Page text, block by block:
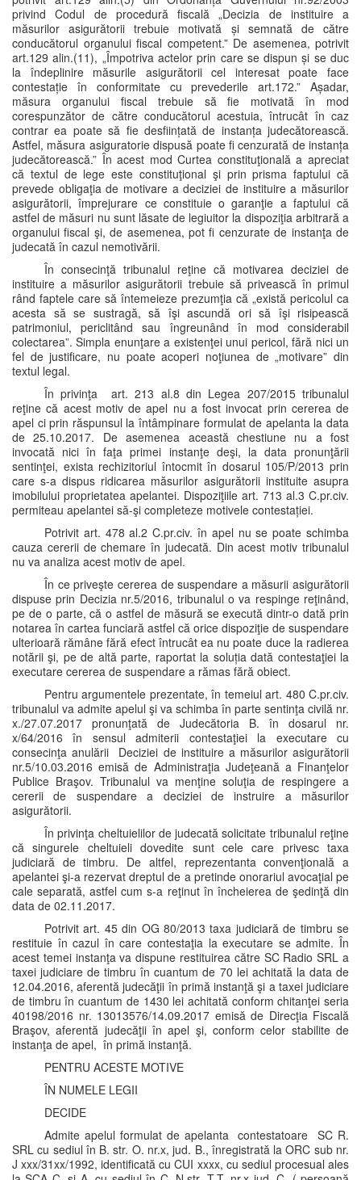
privind Codul de procedură fiscală „Decizia de instituire a
măsurilor asigurătorii trebuie motivată și semnată de către
conducătorul organului fiscal competent.” De asemenea, potrivit
art.129 alin.(11), „Împotriva actelor prin care se dispun și se duc
la îndeplinire măsurile asigurătorii cel interesat poate face
contestație în conformitate cu prevederile art.172.” Așadar,
măsura organului fiscal trebuie să fie motivată în mod
corespunzător de către conducătorul acestuia, întrucât în caz
contrar ea poate să fie desființată de instanța judecătorească.
Astfel, măsura asiguratorie dispusă poate fi cenzurată de instanța
judecătorească.” În acest mod Curtea constituţională a apreciat
că textul de lege este constituţional şi prin prisma faptului că
prevede obligaţia de motivare a deciziei de instituire a măsurilor
asigurătorii, împrejurare ce constituie o garanţie a faptului că
astfel de măsuri nu sunt lăsate de legiuitor la dispoziţia arbitrară a
organului fiscal şi, de asemenea, pot fi cenzurate de instanţa de
judecată în cazul nemotivării.
În consecinţă tribunalul reţine că motivarea deciziei de
instituire a măsurilor asigurătorii trebuie să privească în primul
rând faptele care să întemeieze prezumţia că „există pericolul ca
acesta să se sustragă, să îşi ascundă ori să îşi risipească
patrimoniul, periclitând sau îngreunând în mod considerabil
colectarea”. Simpla enunţare a existenţei unui pericol, fără nici un
fel de justificare, nu poate acoperi noţiunea de „motivare” din
textul legal.
În privinţa art. 213 al.8 din Legea 207/2015 tribunalul
reţine că acest motiv de apel nu a fost invocat prin cererea de
apel ci prin răspunsul la întâmpinare formulat de apelanta la data
de 25.10.2017. De asemenea această chestiune nu a fost
invocată nici în faţa primei instanţe deşi, la data pronunţării
sentinţei, exista rechizitoriul întocmit în dosarul 105/P/2013 prin
care s-a dispus ridicarea măsurilor asigurătorii instituite asupra
imobilului proprietatea apelantei. Dispoziţiile art. 713 al.3 C.pr.civ.
permiteau apelantei să-şi completeze motivele contestației.
Potrivit art. 478 al.2 C.pr.civ. în apel nu se poate schimba
cauza cererii de chemare în judecată. Din acest motiv tribunalul
nu va analiza acest motiv de apel.
În ce priveşte cererea de suspendare a măsurii asigurătorii
dispuse prin Decizia nr.5/2016, tribunalul o va respinge reţinând,
pe de o parte, că o astfel de măsură se execută dintr-o dată prin
notarea în cartea funciară astfel că orice dispoziţie de suspendare
ulterioară rămâne fără efect întrucât ea nu poate duce la radierea
notării şi, pe de altă parte, raportat la soluția dată contestaţiei la
executare cererea de suspendare a rămas fără obiect.
Pentru argumentele prezentate, în temeiul art. 480 C.pr.civ.
tribunalul va admite apelul şi va schimba în parte sentinţa civilă nr.
x./27.07.2017 pronunţată de Judecătoria B. în dosarul nr.
x/64/2016 în sensul admiterii contestaţiei la executare cu
consecinţa anulării Deciziei de instituire a măsurilor asigurătorii
nr.5/10.03.2016 emisă de Administraţia Judeţeană a Finanţelor
Publice Braşov. Tribunalul va menţine soluţia de respingere a
cererii de suspendare a deciziei de instruire a măsurilor
asigurătorii.
În privinţa cheltuielilor de judecată solicitate tribunalul reţine
că singurele cheltuieli dovedite sunt cele care privesc taxa
judiciară de timbru. De altfel, reprezentanta convenţională a
apelantei şi-a rezervat dreptul de a pretinde onorariul avocaţial pe
cale separată, astfel cum s-a reţinut în încheierea de şedinţă din
data de 02.11.2017.
Potrivit art. 45 din OG 80/2013 taxa judiciară de timbru se
restituie în cazul în care contestaţia la executare se admite. În
acest temei instanţa va dispune restituirea către SC Radio SRL a
taxei judiciare de timbru în cuantum de 70 lei achitată la data de
12.04.2016, aferentă judecăţii în primă instanţă şi a taxei judiciare
de timbru în cuantum de 1430 lei achitată conform chitanţei seria
40198/2016 nr. 13013576/14.09.2017 emisă de Direcţia Fiscală
Braşov, aferentă judecăţii în apel şi, conform celor stabilite de
instanţa de apel, în primă instanţă.
PENTRU ACESTE MOTIVE
ÎN NUMELE LEGII
DECIDE
Admite apelul formulat de apelanta contestatoare SC R.
SRL cu sediul în B. str. O. nr.x, jud. B., înregistrată la ORC sub nr.
J xxx/31xx/1992, identificată cu CUI xxxx, cu sediul procesual ales